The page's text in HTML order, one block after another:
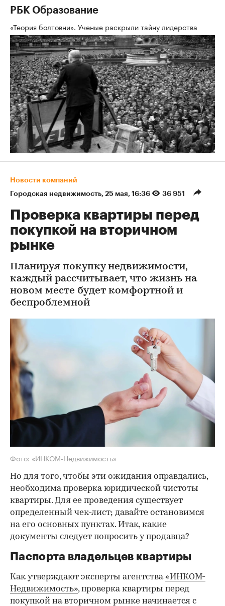
РБК Образование
«Теория болтовни». Ученые раскрыли тайну лидерства
Новости компаний
Городская недвижимость⁠, 25 мая, 16:36 36 951
Проверка квартиры перед
покупкой на вторичном
рынке
Планируя покупку недвижимости,
каждый рассчитывает, что жизнь на
новом месте будет комфортной и
беспроблемной
Фото: «ИНКОМ-Недвижимость»
Но для того, чтобы эти ожидания оправдались,
необходима проверка юридической чистоты
квартиры. Для ее проведения существует
определенный чек-лист; давайте остановимся
на его основных пунктах. Итак, какие
документы следует попросить у продавца?
Паспорта владельцев квартиры
Как утверждают эксперты агентства«ИНКОМ-
Недвижимость», проверка квартиры перед
покупкой на вторичном рынке начинается с